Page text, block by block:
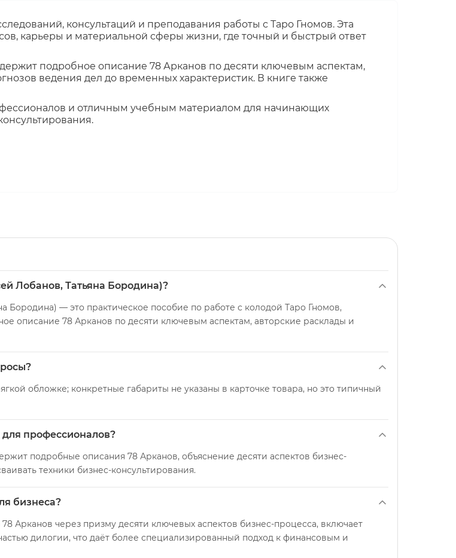
консультаций и преподавания работы с Таро Гномов. Эта
карьеры и материальной сферы жизни, где точный и быстрый ответ
подробное описание 78 Арканов по десяти ключевым аспектам,
ведения дел до временных характеристик. В книге также
и отличным учебным материалом для начинающих
Лобанов, Татьяна Бородина)?
Бородина) — это практическое пособие по работе с колодой Таро Гномов,
описание 78 Арканов по десяти ключевым аспектам, авторские расклады и
обложке; конкретные габариты не указаны в карточке товара, но это типичный
профессионалов?
подробные описания 78 Арканов, объяснение десяти аспектов бизнес-
техники бизнес-консультирования.
бизнеса?
Арканов через призму десяти ключевых аспектов бизнес-процесса, включает
дилогии, что даёт более специализированный подход к финансовым и